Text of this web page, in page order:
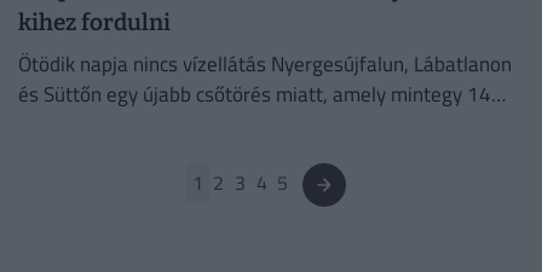
kihez fordulni
Ötödik napja nincs vízellátás Nyergesújfalun, Lábatlanon
és Süttőn egy újabb csőtörés miatt, amely mintegy 14
1 2 3 4 5